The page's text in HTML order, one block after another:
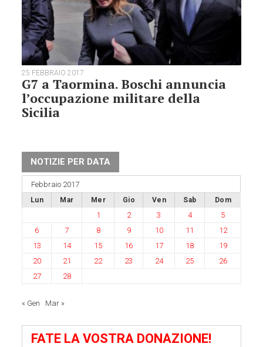
25 FEBBRAIO 2017
G7 a Taormina. Boschi annuncia
l’occupazione militare della
Sicilia
NOTIZIE PER DATA
Febbraio 2017
Lun Mar Mer Gio Ven Sab Dom
1 2 3 4
5
6
7 8 9 10 11
12
13
14 15 16 17 18
19
20
21 22 23 24 25
26
27
28
« Gen Mar »
FATE LA VOSTRA DONAZIONE!